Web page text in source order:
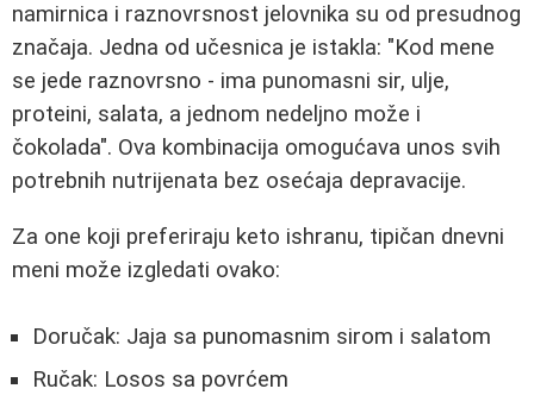
namirnica i raznovrsnost jelovnika su od presudnog
značaja. Jedna od učesnica je istakla: "Kod mene
se jede raznovrsno - ima punomasni sir, ulje,
proteini, salata, a jednom nedeljno može i
čokolada". Ova kombinacija omogućava unos svih
potrebnih nutrijenata bez osećaja depravacije.
Za one koji preferiraju keto ishranu, tipičan dnevni
meni može izgledati ovako:
Doručak: Jaja sa punomasnim sirom i salatom
Ručak: Losos sa povrćem